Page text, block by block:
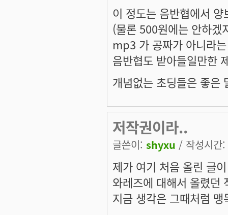
이 정도는 음반협에서
(물론 500원에는 안하겠
mp3 가 공짜가 아니라
음반협도 받아들일만한
개념없는 초딩들은 좋은
저작권이라..
글쓴이: shyxu / 작성시
제가 여기 처음 올린 글
와레즈에 대해서 올렸던
지금 생각은 그때처럼